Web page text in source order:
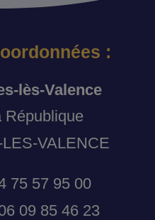
:
lès-Valence
République
VALENCE
75 57 95 00
09 85 46 23